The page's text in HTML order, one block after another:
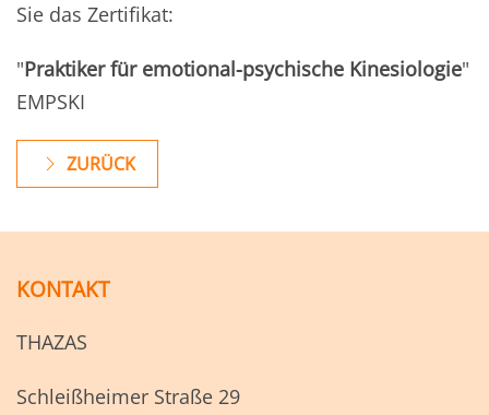
Sie das Zertifikat:
"Praktiker für emotional-psychische Kinesiologie"
EMPSKI
ZURÜCK
KONTAKT
THAZAS
Schleißheimer Straße 29